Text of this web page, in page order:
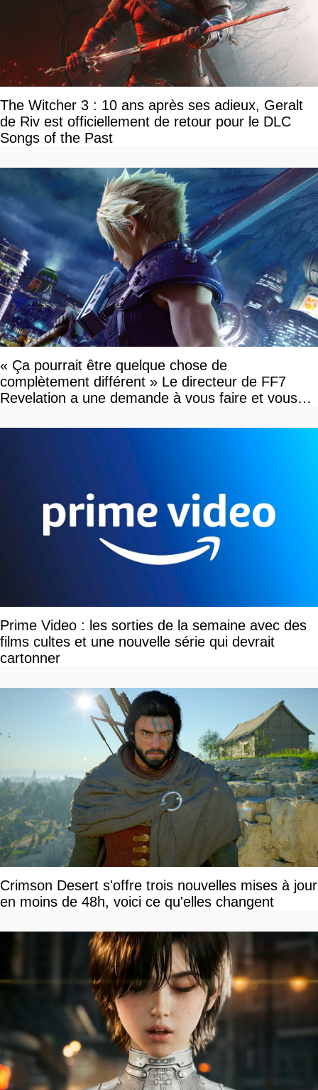
The Witcher 3 : 10 ans après ses adieux, Geralt
de Riv est officiellement de retour pour le DLC
Songs of the Past
« Ça pourrait être quelque chose de
complètement différent » Le directeur de FF7
Revelation a une demande à vous faire et vous
Prime Video : les sorties de la semaine avec des
films cultes et une nouvelle série qui devrait
cartonner
Crimson Desert s'offre trois nouvelles mises à jour
en moins de 48h, voici ce qu'elles changent